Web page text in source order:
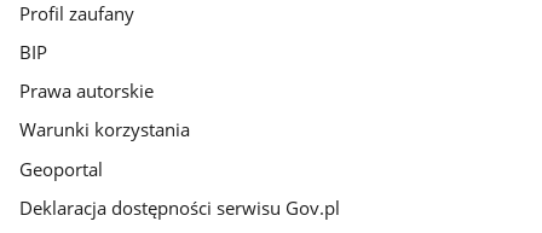
Profil zaufany
BIP
Prawa autorskie
Warunki korzystania
Geoportal
Deklaracja dostępności serwisu Gov.pl